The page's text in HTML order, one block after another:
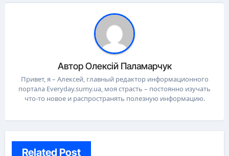
АвторОлексій Паламарчук
Привет, я – Алексей, главный редактор информационного
портала Everyday.sumy.ua, моя страсть – постоянно изучать
что-то новое и распространять полезную информацию.
Related Post